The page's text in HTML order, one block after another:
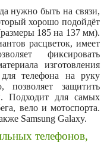
нужно быть на связи,
хорошо подойдёт
185 на 137 мм).
расцветок, имеет
фиксировать
изготовления
телефона на руку
позволяет защитить
Подходит для самых
вело и мотоспорта.
Samsung Galaxy.
телефонов,